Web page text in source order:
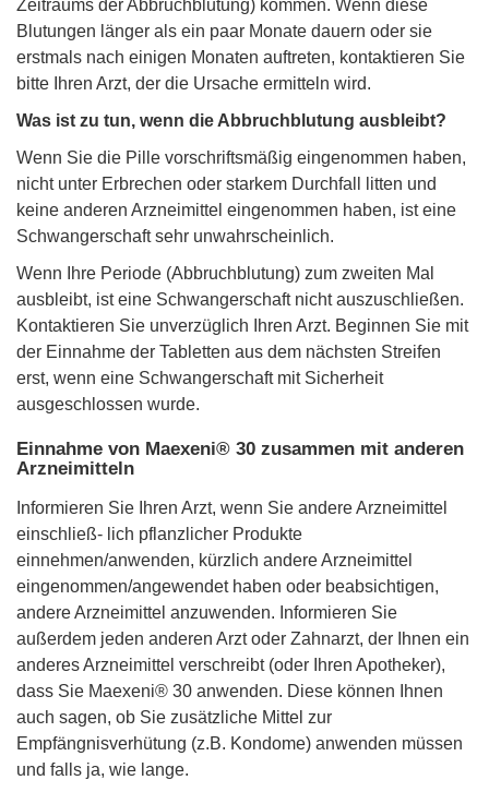
Zeitraums der Abbruchblutung) kommen. Wenn diese
Blutungen länger als ein paar Monate dauern oder sie
erstmals nach einigen Monaten auftreten, kontaktieren Sie
bitte Ihren Arzt, der die Ursache ermitteln wird.
Was ist zu tun, wenn die Abbruchblutung ausbleibt?
Wenn Sie die Pille vorschriftsmäßig eingenommen haben,
nicht unter Erbrechen oder starkem Durchfall litten und
keine anderen Arzneimittel eingenommen haben, ist eine
Schwangerschaft sehr unwahrscheinlich.
Wenn Ihre Periode (Abbruchblutung) zum zweiten Mal
ausbleibt, ist eine Schwangerschaft nicht auszuschließen.
Kontaktieren Sie unverzüglich Ihren Arzt. Beginnen Sie mit
der Einnahme der Tabletten aus dem nächsten Streifen
erst, wenn eine Schwangerschaft mit Sicherheit
ausgeschlossen wurde.
Einnahme von Maexeni® 30 zusammen mit anderen
Arzneimitteln
Informieren Sie Ihren Arzt, wenn Sie andere Arzneimittel
einschließ- lich pflanzlicher Produkte
einnehmen/anwenden, kürzlich andere Arzneimittel
eingenommen/angewendet haben oder beabsichtigen,
andere Arzneimittel anzuwenden. Informieren Sie
außerdem jeden anderen Arzt oder Zahnarzt, der Ihnen ein
anderes Arzneimittel verschreibt (oder Ihren Apotheker),
dass Sie Maexeni® 30 anwenden. Diese können Ihnen
auch sagen, ob Sie zusätzliche Mittel zur
Empfängnisverhütung (z.B. Kondome) anwenden müssen
und falls ja, wie lange.